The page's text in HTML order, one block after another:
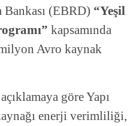
(EBRD) “Yeşil
kapsamında
Avro kaynak
göre Yapı
enerji verimliliği,